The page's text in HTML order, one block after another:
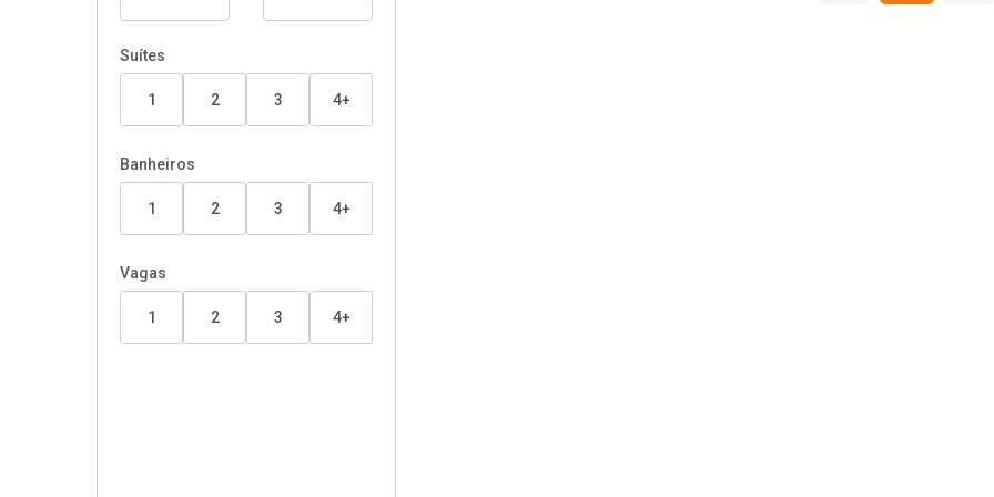
Suítes
1 2 3 4+
Banheiros
1 2 3 4+
Vagas
1 2 3 4+